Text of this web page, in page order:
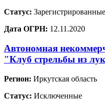
Статус: Зарегистрированные
Дата ОГРН: 12.11.2020
Автономная
"Клуб стрельбы из
Регион: Иркутская область
Статус: Исключенные